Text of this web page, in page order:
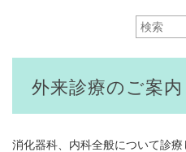
外来診療のご案内
消化器科、内科全般について診療